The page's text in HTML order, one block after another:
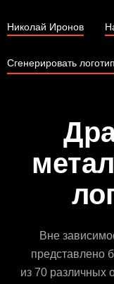
Николай Иронов
Сгенерировать логотип
Вне
представлено
из 70 различных